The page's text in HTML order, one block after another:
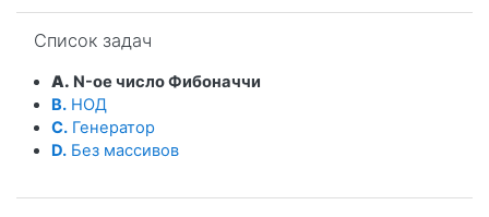
Список задач
A. N-ое число Фибоначчи
B. НОД
C. Генератор
D. Без массивов